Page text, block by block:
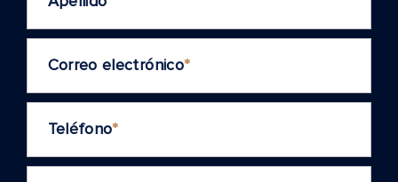
Correo electrónico*
Teléfono*